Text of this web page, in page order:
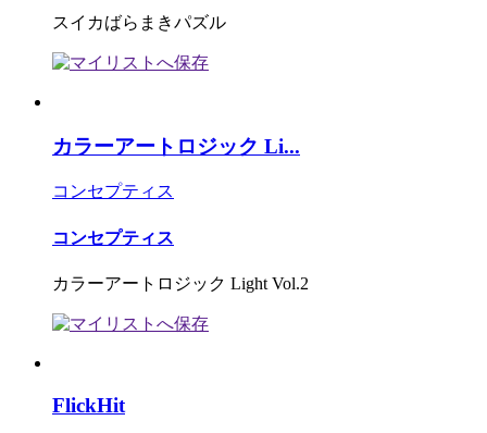
スイカばらまきパズル
カラーアートロジック Li...
コンセプティス
コンセプティス
カラーアートロジック Light Vol.2
FlickHit